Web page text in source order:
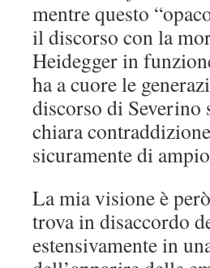
mentre questo
il discorso con la
Heidegger in
ha a cuore le
discorso di Severino
chiara
sicuramente di
La mia visione è
trova in disaccordo
estensivamente in